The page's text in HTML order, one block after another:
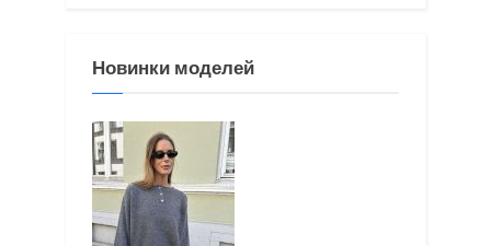
а
ь
Новинки моделей